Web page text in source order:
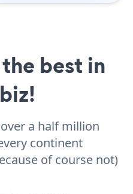
best in
a half million
continent
of course not)